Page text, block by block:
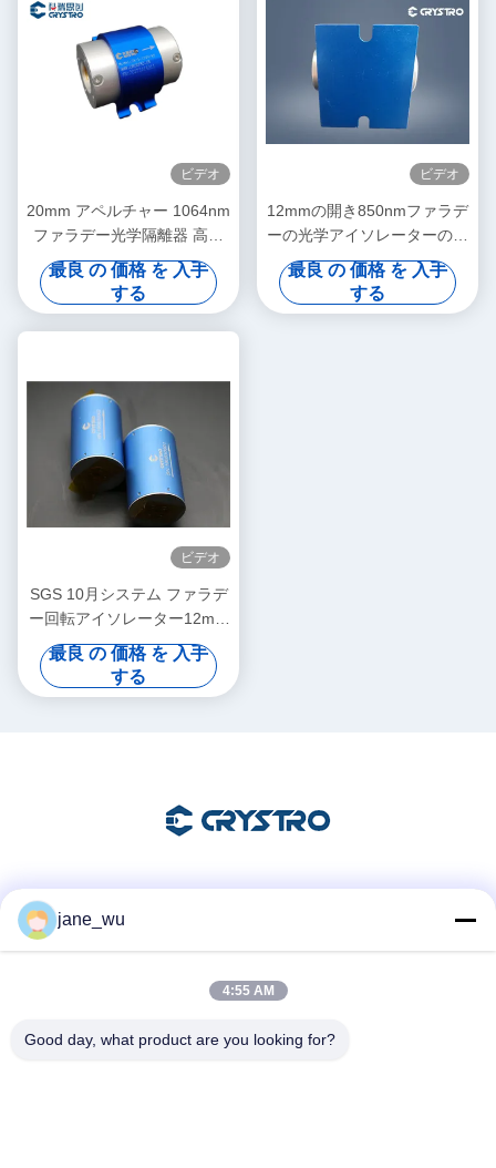
ビデオ
20mm アペルチャー 1064nm
ファラデー光学隔離器 高電
力
最良 の 価格 を 入手
する
ビデオ
12mmの開き850nmファラデ
ーの光学アイソレーターの高
い発電
最良 の 価格 を 入手
する
ビデオ
SGS 10月システム ファラデ
ー回転アイソレーター12mm
の開き
最良 の 価格 を 入手
する
jane_wu
4:55 AM
Good day, what product are you looking for?